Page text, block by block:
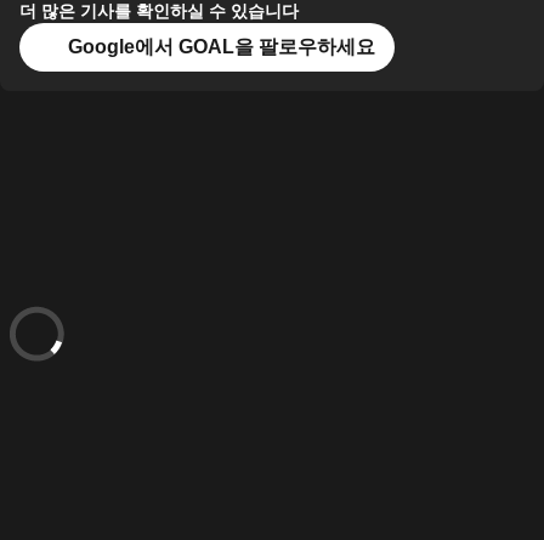
더 많은 기사를 확인하실 수 있습니다
Google에서 GOAL을 팔로우하세요